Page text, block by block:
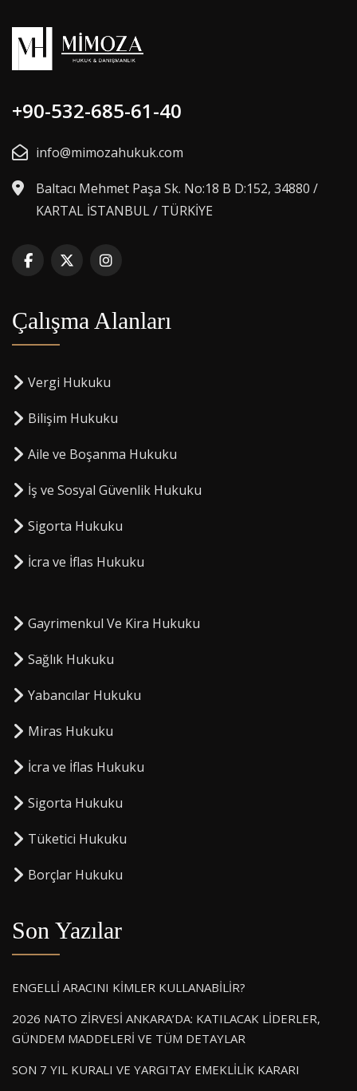
+90-532-685-61-40
info@mimozahukuk.com
Baltacı Mehmet Paşa Sk. No:18 B D:152, 34880 /
KARTAL İSTANBUL / TÜRKİYE
Çalışma Alanları
Vergi Hukuku
Bilişim Hukuku
Aile ve Boşanma Hukuku
İş ve Sosyal Güvenlik Hukuku
Sigorta Hukuku
⁠İcra ve İflas Hukuku
Gayrimenkul Ve Kira Hukuku
Sağlık Hukuku
Yabancılar Hukuku
Miras Hukuku
⁠İcra ve İflas Hukuku
Sigorta Hukuku
⁠Tüketici Hukuku
⁠Borçlar Hukuku
Son Yazılar
ENGELLİ ARACINI KİMLER KULLANABİLİR?
2026 NATO ZİRVESİ ANKARA’DA: KATILACAK LİDERLER,
GÜNDEM MADDELERİ VE TÜM DETAYLAR
SON 7 YIL KURALI VE YARGITAY EMEKLİLİK KARARI